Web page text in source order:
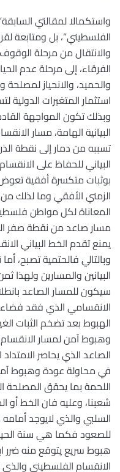
واستكمالا لمقالتي
الفلسطيني”، بل ومتابعة
والانتقال من مرحلة
الفرقاء، إلى مرحلة عدم
والحميد، والانحياز
استثمار المتغيرات الدولية
وبذلك تكون المواجهة
البيانية الهامة، مسار
تسببه من دمار إلى نقطة
البياني للحفاظ على
بوثبات متكسرة أفقية تعوض
الزمني الأفقي وما لذلك
المعاناة لكل مواطن
مسار صاعد من نقطة صفر
يمنع تقدم الخط البياني
وبالتالي فالحتمية تصبح،
البيانين والمسارين ولهذا
سيكون للمسار الصاعد
الانقسامي الذي فقد
الهبوط بعد تضخم الثبات
وهبوط آمن لمسار
الصاعد الذي يحاصر
في محاولة عودة وهبوط
اللحمة بما يحقق المصلحة
شعبنا، وعليه فان الخط أو
السلبي والذي لايوجد
للصعود فكما هي سنة
هبوط سريع يتوقع منه ضرر
الانقسام الفلسطيني